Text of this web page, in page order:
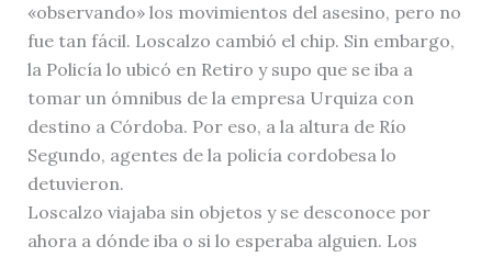
«observando» los movimientos del asesino, pero no
fue tan fácil. Loscalzo cambió el chip. Sin embargo,
la Policía lo ubicó en Retiro y supo que se iba a
tomar un ómnibus de la empresa Urquiza con
destino a Córdoba. Por eso, a la altura de Río
Segundo, agentes de la policía cordobesa lo
detuvieron.
Loscalzo viajaba sin objetos y se desconoce por
ahora a dónde iba o si lo esperaba alguien. Los